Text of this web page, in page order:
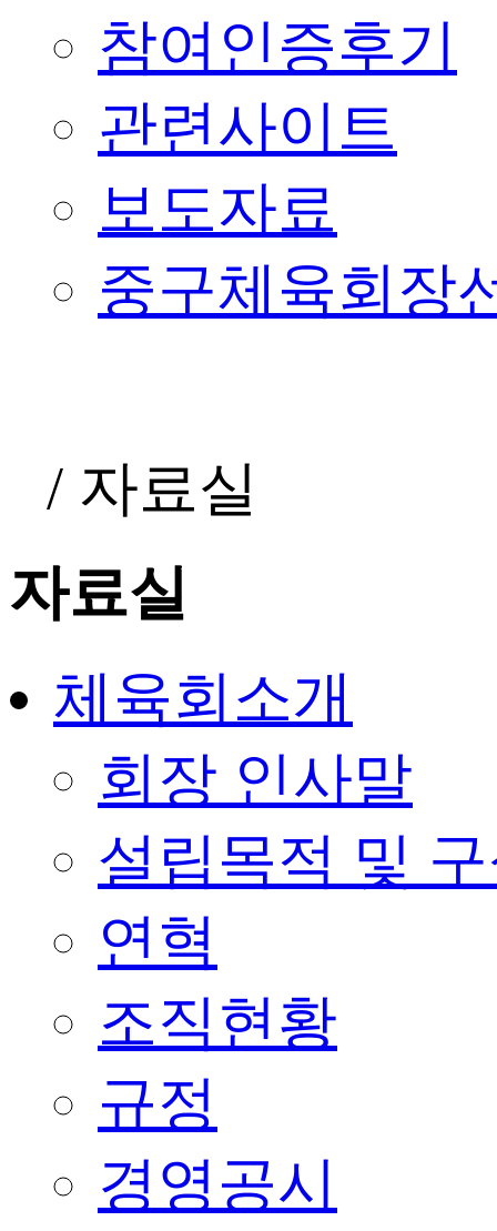
참여인증후기
관련사이트
보도자료
중구체육회장
/ 자료실
자료실
체육회소개
회장 인사말
설립목적 및
연혁
조직현황
규정
경영공시